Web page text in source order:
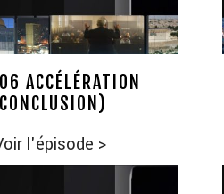
ACCÉLÉRATION
l'épisode >